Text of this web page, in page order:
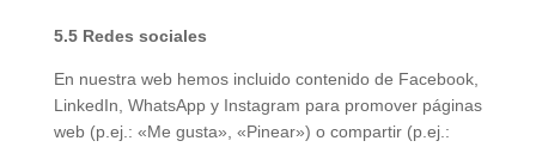
5.5 Redes sociales
En nuestra web hemos incluido contenido de Facebook,
LinkedIn, WhatsApp y Instagram para promover páginas
web (p.ej.: «Me gusta», «Pinear») o compartir (p.ej.: